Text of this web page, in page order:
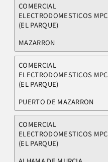
COMERCIAL
ELECTRODOMESTICOS MPC
(EL PARQUE)
MAZARRON
COMERCIAL
ELECTRODOMESTICOS MPC
(EL PARQUE)
PUERTO DE MAZARRON
COMERCIAL
ELECTRODOMESTICOS MPC
(EL PARQUE)